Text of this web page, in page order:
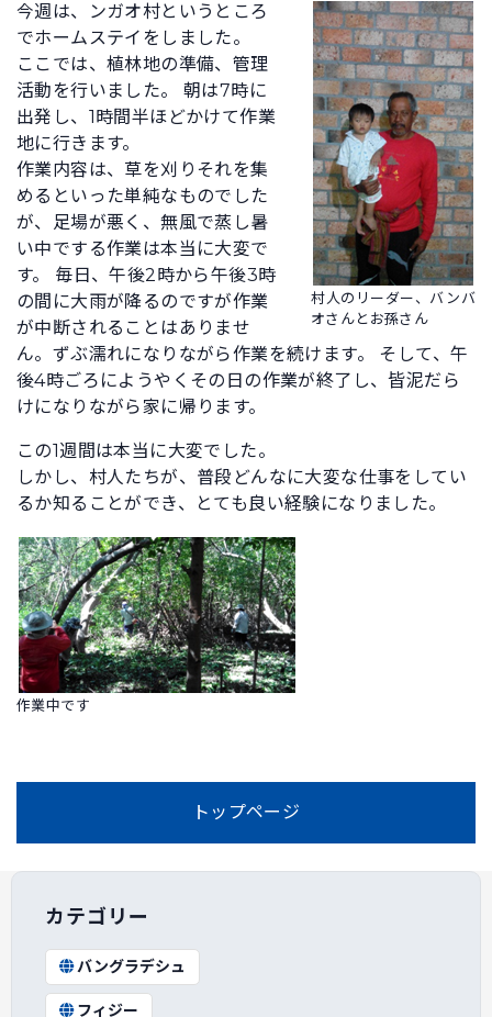
村人のリーダー、バンバ
オさんとお孫さん
今週は、ンガオ村というところ
でホームステイをしました。
ここでは、植林地の準備、管理
活動を行いました。 朝は7時に
出発し、1時間半ほどかけて作業
地に行きます。
作業内容は、草を刈りそれを集
めるといった単純なものでした
が、足場が悪く、無風で蒸し暑
い中でする作業は本当に大変で
す。 毎日、午後2時から午後3時
の間に大雨が降るのですが作業
が中断されることはありませ
ん。ずぶ濡れになりながら作業を続けます。 そして、午
後4時ごろにようやくその日の作業が終了し、皆泥だら
けになりながら家に帰ります。
この1週間は本当に大変でした。
しかし、村人たちが、普段どんなに大変な仕事をしてい
るか知ることができ、とても良い経験になりました。
作業中です
トップページ
カテゴリー
バングラデシュ
フィジー